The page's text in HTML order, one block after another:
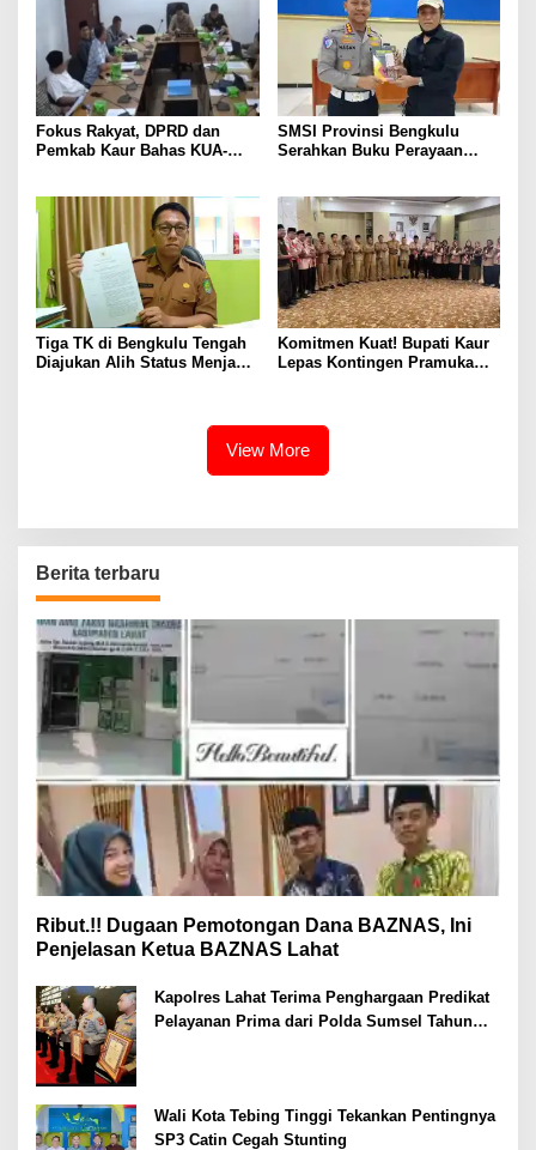
Fokus Rakyat, DPRD dan
Pemkab Kaur Bahas KUA-
SMSI Provinsi Bengkulu
Serahkan Buku Perayaan
Tiga TK di Bengkulu Tengah
Diajukan Alih Status Menjadi
Komitmen Kuat! Bupati Kaur
Lepas Kontingen Pramuka
View More
Berita terbaru
Ribut.!! Dugaan Pemotongan Dana BAZNAS, Ini
Penjelasan Ketua BAZNAS Lahat
Kapolres Lahat Terima Penghargaan Predikat
Pelayanan Prima dari Polda Sumsel Tahun
Wali Kota Tebing Tinggi Tekankan Pentingnya
SP3 Catin Cegah Stunting